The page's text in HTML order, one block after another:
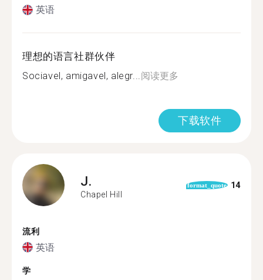
英语
理想的语言社群伙伴
Sociavel, amigavel, alegr...阅读更多
下载软件
J.
Chapel Hill
format_quote 14
流利
英语
学